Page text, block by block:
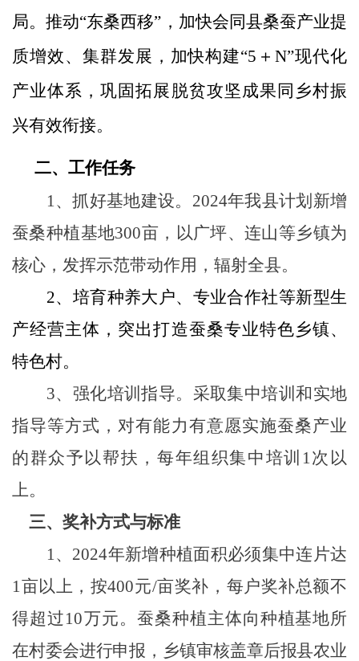
局。推动“东桑西移”，加快会同县桑蚕产业提
质增效、集群发展，加快构建“5＋N”现代化
产业体系，巩固拓展脱贫攻坚成果同乡村振
兴有效衔接。
二、工作任务
1、抓好基地建设。 2024年我县计划新增
蚕桑种植基地300亩，以广坪、连山等乡镇为
核心，发挥示范带动作用，辐射全县。
2、 培育种养大户、专业合作社等新型生
产经营主体，突出打造蚕桑专业特色乡镇、
特色村。
3、 强化培训指导。采取集中培训和实地
指导等方式，对有能力有意愿实施蚕桑产业
的群众予以帮扶，每年组织集中培训 1次以
上。
三、奖补方式与标准
1、2024年新增种植面积必须集中连片达
1亩以上，按400元/亩奖补，每户奖补总额不
得超过10万元。蚕桑种植主体向种植基地所
在村委会进行申报，乡镇审核盖章后报县农业